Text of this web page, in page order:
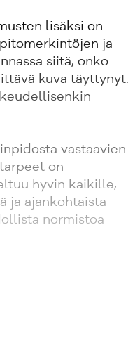
lisäksi on
ja
siitä, onko
kuva täyttynyt.
vastaavien
on
hyvin kaikille,
ja ajankohtaista
normistoa